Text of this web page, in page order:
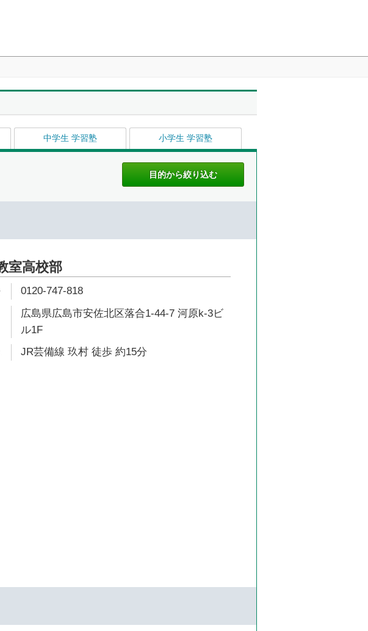
中学生 学習塾 小学生 学習塾
室高校部
0120-747-818
広島県広島市安佐北区落合1-44-7 河原k-3ビ
ル1F
JR芸備線 玖村 徒歩 約15分